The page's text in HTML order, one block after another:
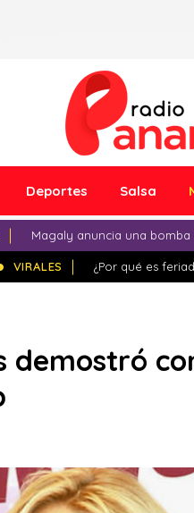
Deportes Salsa
Magaly anuncia una bomba
VIRALES ¿Por qué es
demostró